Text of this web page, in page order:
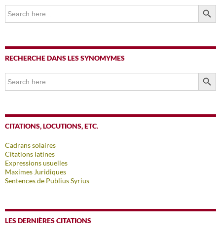
Search
for:
SEARCH
RECHERCHE DANS LES SYNOMYMES
Search
for:
SEARCH
CITATIONS, LOCUTIONS, ETC.
Cadrans solaires
Citations latines
Expressions usuelles
Maximes Juridiques
Sentences de Publius Syrius
LES DERNIÈRES CITATIONS